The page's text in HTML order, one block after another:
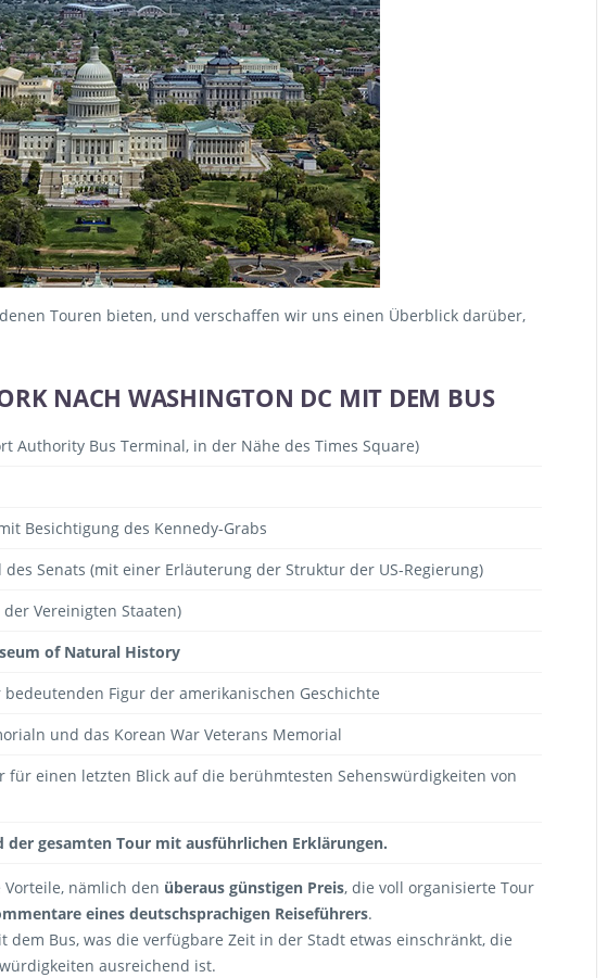
Touren bieten, und verschaffen wir uns einen Überblick darüber,
NACH WASHINGTON DC MIT DEM BUS
Authority Bus Terminal, in der Nähe des Times Square)
Besichtigung des Kennedy-Grabs
Senats (mit einer Erläuterung der Struktur der US-Regierung)
Vereinigten Staaten)
of Natural History
Figur der amerikanischen Geschichte
und das Korean War Veterans Memorial
für einen letzten Blick auf die berühmtesten Sehenswürdigkeiten von
der gesamten Tour mit ausführlichen Erklärungen.
nämlich den überaus günstigen Preis, die voll organisierte Tour
eines deutschsprachigen Reiseführers.
Bus, was die verfügbare Zeit in der Stadt etwas einschränkt, die
ausreichend ist.